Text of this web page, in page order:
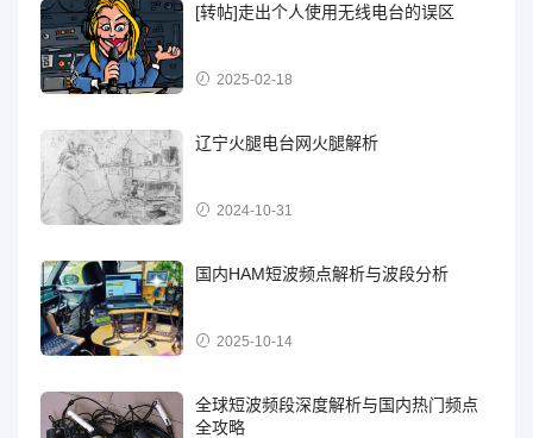
[转帖]走出个人使用无线电台的误区
2025-02-18
辽宁火腿电台网火腿解析
2024-10-31
国内HAM短波频点解析与波段分析
2025-10-14
全球短波频段深度解析与国内热门频点
全攻略